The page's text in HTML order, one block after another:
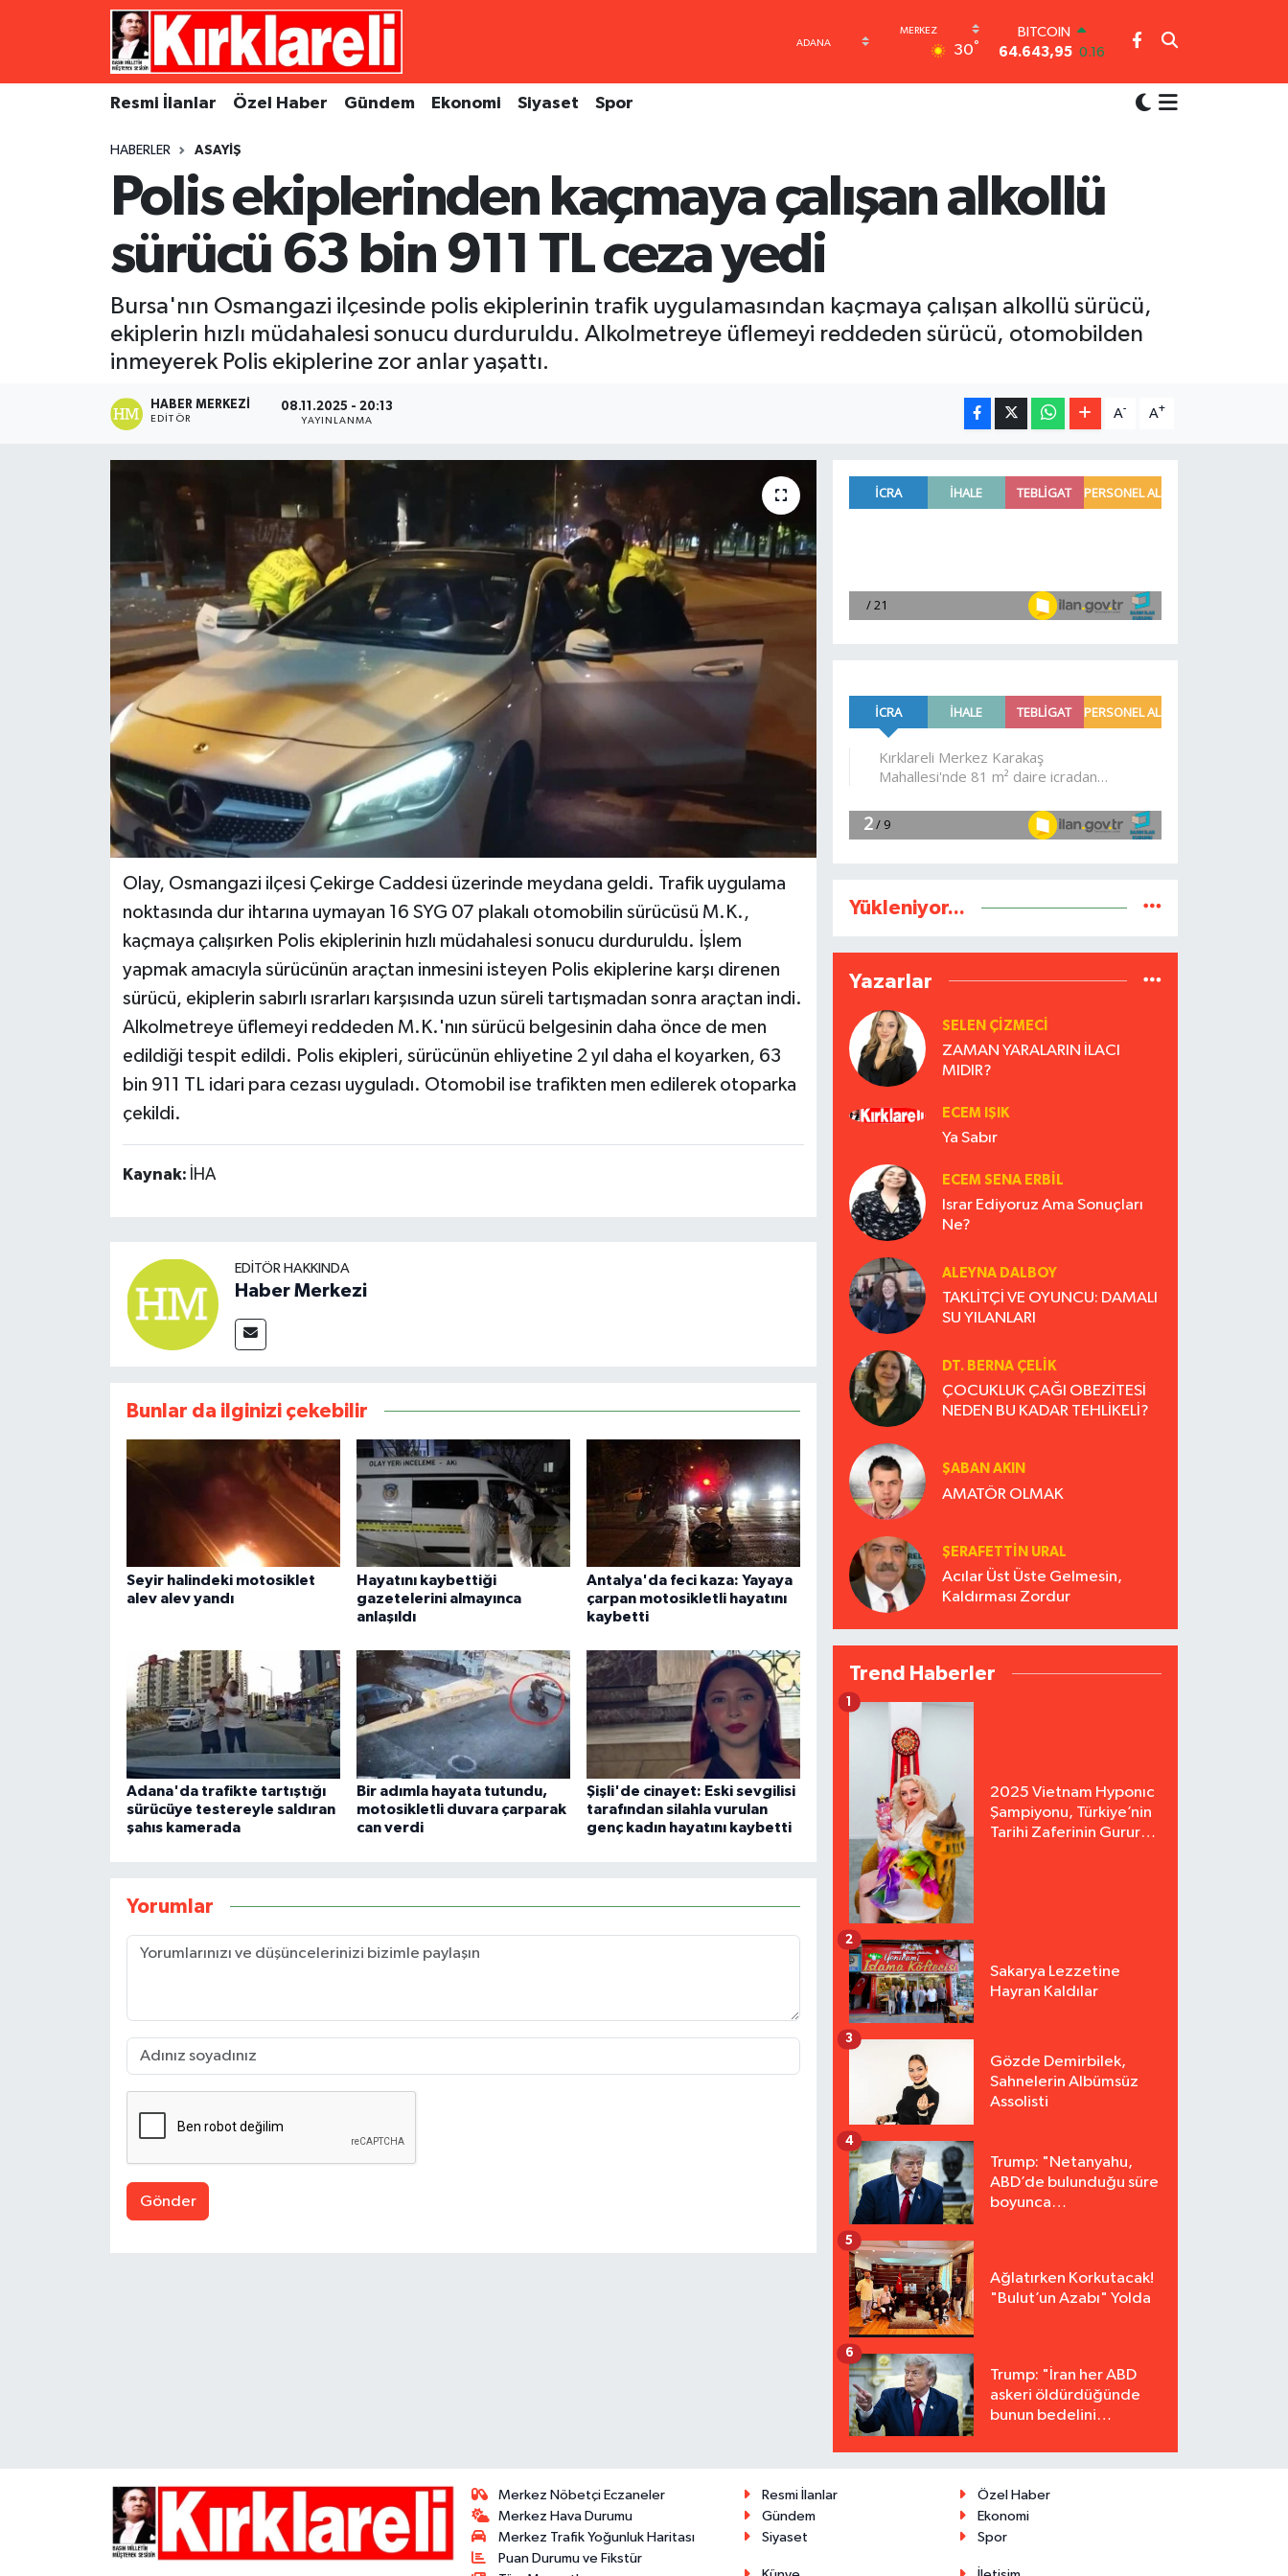
30°
BITCOIN
64.643,95 0.16
64,2398
0.2
GRAM ALTIN
6513.94 0.32
Resmi İlanlar Özel Haber Gündem Ekonomi Siyaset Spor
HABERLER ASAYIŞ
Polis ekiplerinden kaçmaya çalışan alkollü
sürücü 63 bin 911 TL ceza yedi
Bursa'nın Osmangazi ilçesinde polis ekiplerinin trafik uygulamasından kaçmaya çalışan alkollü sürücü,
ekiplerin hızlı müdahalesi sonucu durduruldu. Alkolmetreye üflemeyi reddeden sürücü, otomobilden
inmeyerek Polis ekiplerine zor anlar yaşattı.
HABER MERKEZI
EDITÖR
08.11.2025 - 20:13
YAYINLANMA
A- A+
Olay, Osmangazi ilçesi Çekirge Caddesi üzerinde meydana geldi. Trafik uygulama
noktasında dur ihtarına uymayan 16 SYG 07 plakalı otomobilin sürücüsü M.K.,
kaçmaya çalışırken Polis ekiplerinin hızlı müdahalesi sonucu durduruldu. İşlem
yapmak amacıyla sürücünün araçtan inmesini isteyen Polis ekiplerine karşı direnen
sürücü, ekiplerin sabırlı ısrarları karşısında uzun süreli tartışmadan sonra araçtan indi.
Alkolmetreye üflemeyi reddeden M.K.'nın sürücü belgesinin daha önce de men
edildiği tespit edildi. Polis ekipleri, sürücünün ehliyetine 2 yıl daha el koyarken, 63
bin 911 TL idari para cezası uyguladı. Otomobil ise trafikten men edilerek otoparka
çekildi.
Kaynak: İHA
EDITÖR HAKKINDA
Haber Merkezi
Bunlar da ilginizi çekebilir
Seyir halindeki motosiklet
alev alev yandı
Hayatını kaybettiği
gazetelerini almayınca
anlaşıldı
Antalya'da feci kaza: Yayaya
çarpan motosikletli hayatını
kaybetti
Adana'da trafikte tartıştığı
sürücüye testereyle saldıran
şahıs kamerada
Bir adımla hayata tutundu,
motosikletli duvara çarparak
can verdi
Şişli'de cinayet: Eski sevgilisi
tarafından silahla vurulan
genç kadın hayatını kaybetti
Yorumlar
Gönder
Yükleniyor...
Yazarlar
SELEN ÇİZMECİ
ZAMAN YARALARIN İLACI
MIDIR?
ECEM IŞIK
Ya Sabır
ECEM SENA ERBIL
Israr Ediyoruz Ama Sonuçları
Ne?
ALEYNA DALBOY
TAKLİTÇİ VE OYUNCU: DAMALI
SU YILANLARI
DT. BERNA ÇELIK
ÇOCUKLUK ÇAĞI OBEZİTESİ
NEDEN BU KADAR TEHLİKELİ?
ŞABAN AKIN
AMATÖR OLMAK
ŞERAFETTIN URAL
Acılar Üst Üste Gelmesin,
Kaldırması Zordur
Trend Haberler
2025 Vietnam Hyponıc
Şampiyonu, Türkiye’nin
Tarihi Zaferinin Gururu
1
Sakarya Lezzetine
Hayran Kaldılar
2
Gözde Demirbilek,
Sahnelerin Albümsüz
Assolisti
3
Trump: "Netanyahu,
ABD’de bulunduğu süre
boyunca
4
Ağlatırken Korkutacak!
"Bulut’un Azabı" Yolda
5
Trump: "İran her ABD
askeri öldürdüğünde
bunun bedelini
6
Merkez Nöbetçi Eczaneler
Merkez Hava Durumu
Merkez Trafik Yoğunluk Haritası
Puan Durumu ve Fikstür
Resmi İlanlar
Özel Haber
Gündem
Ekonomi
Siyaset
Spor
Resmi İlanlar
Ekonomi
Kültür Sanat
Magazin
Gizlilik Sözleşmesi
Merkez Nöbetçi Eczaneler
Merkez Trafik Yoğunluk Haritası
Süper Lig Puan Durumu ve Fikstür
Tüm Manşetler
Son Dakika Haberleri
Haber Arşivi